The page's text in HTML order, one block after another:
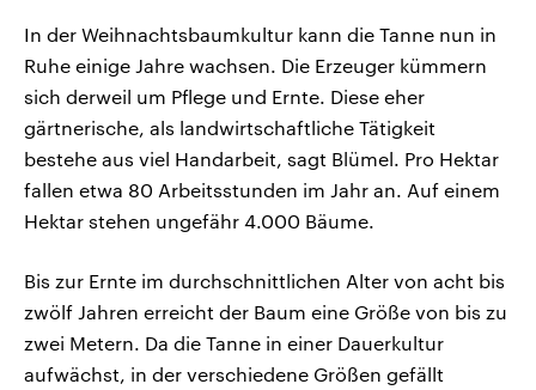
In der Weihnachtsbaumkultur kann die Tanne nun in
Ruhe einige Jahre wachsen. Die Erzeuger kümmern
sich derweil um Pflege und Ernte. Diese eher
gärtnerische, als landwirtschaftliche Tätigkeit
bestehe aus viel Handarbeit, sagt Blümel. Pro Hektar
fallen etwa 80 Arbeitsstunden im Jahr an. Auf einem
Hektar stehen ungefähr 4.000 Bäume.
Bis zur Ernte im durchschnittlichen Alter von acht bis
zwölf Jahren erreicht der Baum eine Größe von bis zu
zwei Metern. Da die Tanne in einer Dauerkultur
aufwächst, in der verschiedene Größen gefällt